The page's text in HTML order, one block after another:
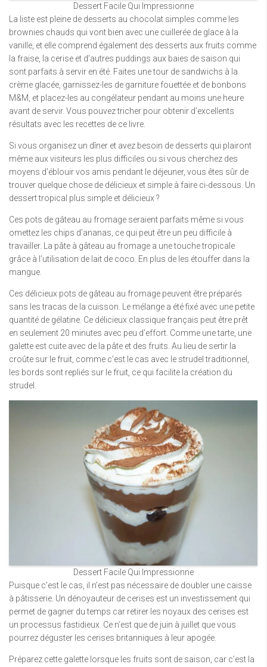
Dessert Facile Qui Impressionne
La liste est pleine de desserts au chocolat simples comme les
brownies chauds qui vont bien avec une cuillerée de glace à la
vanille, et elle comprend également des desserts aux fruits comme
la fraise, la cerise et d’autres puddings aux baies de saison qui
sont parfaits à servir en été. Faites une tour de sandwichs à la
crème glacée, garnissez-les de garniture fouettée et de bonbons
M&M, et placez-les au congélateur pendant au moins une heure
avant de servir. Vous pouvez tricher pour obtenir d’excellents
résultats avec les recettes de ce livre.
Si vous organisez un dîner et avez besoin de desserts qui plairont
même aux visiteurs les plus difficiles ou si vous cherchez des
moyens d’éblouir vos amis pendant le déjeuner, vous êtes sûr de
trouver quelque chose de délicieux et simple à faire ci-dessous. Un
dessert tropical plus simple et délicieux ?
Ces pots de gâteau au fromage seraient parfaits même si vous
omettez les chips d’ananas, ce qui peut être un peu difficile à
travailler. La pâte à gâteau au fromage a une touche tropicale
grâce à l’utilisation de lait de coco. En plus de les étouffer dans la
mangue.
Ces délicieux pots de gâteau au fromage peuvent être préparés
sans les tracas de la cuisson. Le mélange a été fixé avec une petite
quantité de gélatine. Ce délicieux classique français peut être prêt
en seulement 20 minutes avec peu d’effort. Comme une tarte, une
galette est cuite avec de la pâte et des fruits. Au lieu de sertir la
croûte sur le fruit, comme c’est le cas avec le strudel traditionnel,
les bords sont repliés sur le fruit, ce qui facilite la création du
strudel.
Dessert Facile Qui Impressionne
Puisque c’est le cas, il n’est pas nécessaire de doubler une caisse
à pâtisserie. Un dénoyauteur de cerises est un investissement qui
permet de gagner du temps car retirer les noyaux des cerises est
un processus fastidieux. Ce n’est que de juin à juillet que vous
pourrez déguster les cerises britanniques à leur apogée.
Préparez cette galette lorsque les fruits sont de saison, car c’est la